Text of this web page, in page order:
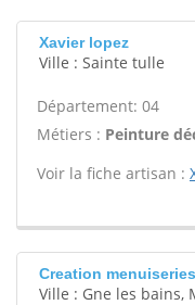
Xavier lopez
Ville : Sainte tulle
Département: 04
Métiers : Peinture
Voir la fiche artisan :
Creation menuiseries
Ville : Gne les bains,